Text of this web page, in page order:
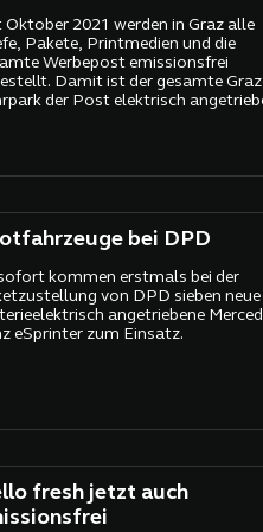
Oktober 2021 werden in Graz alle
Pakete, Printmedien und die
Werbepost emissionsfrei
Damit ist der gesamte
der Post elektrisch
bei DPD
kommen erstmals bei der
von DPD sieben neue
angetriebene
eSprinter zum Einsatz.
fresh jetzt auch